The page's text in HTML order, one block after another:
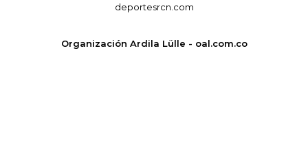
deportesrcn.com
Organización Ardila Lülle - oal.com.co